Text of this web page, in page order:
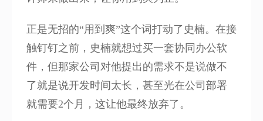
正是无招的“用到爽”这个词打动了史楠。在接
触钉钉之前，史楠就想过买一套协同办公软
件，但那家公司对他提出的需求不是说做不
了就是说开发时间太长，甚至光在公司部署
就需要2个月，这让他最终放弃了。